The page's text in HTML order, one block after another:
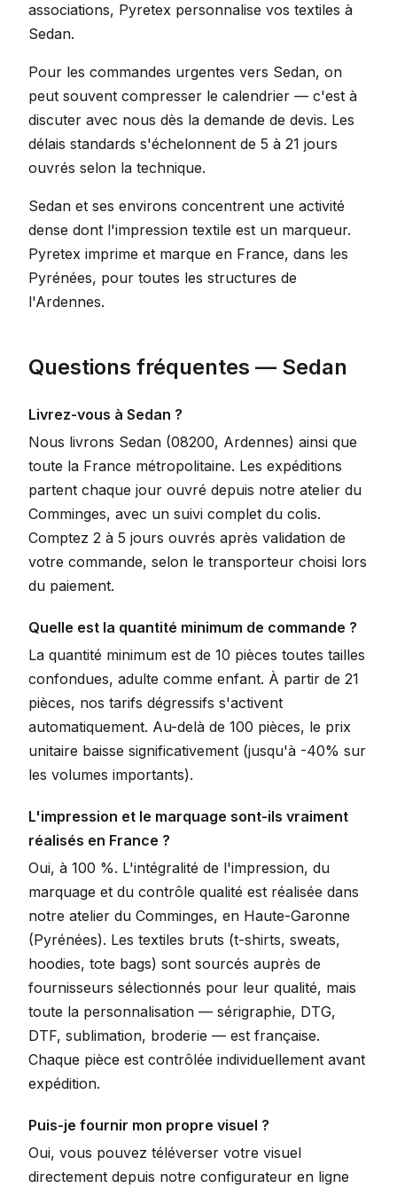
associations, Pyretex personnalise vos textiles à
Sedan.
Pour les commandes urgentes vers Sedan, on
peut souvent compresser le calendrier — c'est à
discuter avec nous dès la demande de devis. Les
délais standards s'échelonnent de 5 à 21 jours
ouvrés selon la technique.
Sedan et ses environs concentrent une activité
dense dont l'impression textile est un marqueur.
Pyretex imprime et marque en France, dans les
Pyrénées, pour toutes les structures de
l'Ardennes.
Questions fréquentes — Sedan
Livrez-vous à Sedan ?
Nous livrons Sedan (08200, Ardennes) ainsi que
toute la France métropolitaine. Les expéditions
partent chaque jour ouvré depuis notre atelier du
Comminges, avec un suivi complet du colis.
Comptez 2 à 5 jours ouvrés après validation de
votre commande, selon le transporteur choisi lors
du paiement.
Quelle est la quantité minimum de commande ?
La quantité minimum est de 10 pièces toutes tailles
confondues, adulte comme enfant. À partir de 21
pièces, nos tarifs dégressifs s'activent
automatiquement. Au-delà de 100 pièces, le prix
unitaire baisse significativement (jusqu'à -40% sur
les volumes importants).
L'impression et le marquage sont-ils vraiment
réalisés en France ?
Oui, à 100 %. L'intégralité de l'impression, du
marquage et du contrôle qualité est réalisée dans
notre atelier du Comminges, en Haute-Garonne
(Pyrénées). Les textiles bruts (t-shirts, sweats,
hoodies, tote bags) sont sourcés auprès de
fournisseurs sélectionnés pour leur qualité, mais
toute la personnalisation — sérigraphie, DTG,
DTF, sublimation, broderie — est française.
Chaque pièce est contrôlée individuellement avant
expédition.
Puis-je fournir mon propre visuel ?
Oui, vous pouvez téléverser votre visuel
directement depuis notre configurateur en ligne